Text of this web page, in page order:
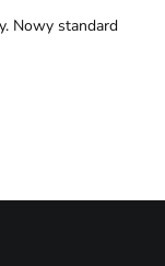
Nowy standard